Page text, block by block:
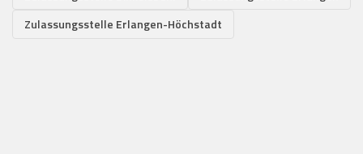
Zulassungsstelle Erlangen-Höchstadt